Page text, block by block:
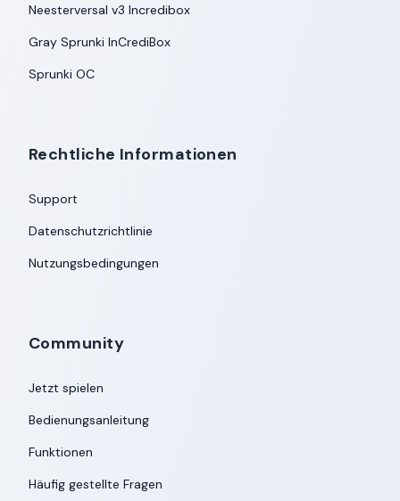
Neesterversal v3 Incredibox
Gray Sprunki InCrediBox
Sprunki OC
Rechtliche Informationen
Support
Datenschutzrichtlinie
Nutzungsbedingungen
Community
Jetzt spielen
Bedienungsanleitung
Funktionen
Häufig gestellte Fragen